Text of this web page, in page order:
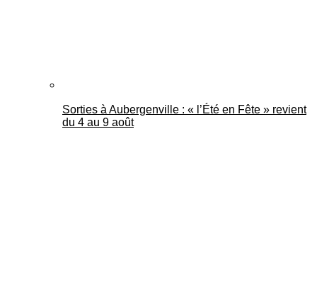
Sorties à Aubergenville : « l’Été en Fête » revient
du 4 au 9 août